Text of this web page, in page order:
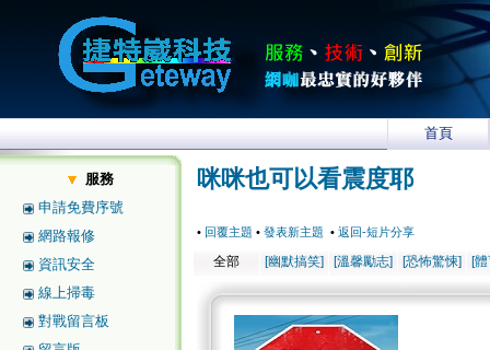
首頁
服務
申請免費序號
網路報修
資訊安全
線上掃毒
對戰留言板
咪咪也可以看震度耶
• 回覆主題 • 發表新主題 • 返回-短片分享
全部 [幽默搞笑] [溫馨勵志] [恐怖驚悚] [